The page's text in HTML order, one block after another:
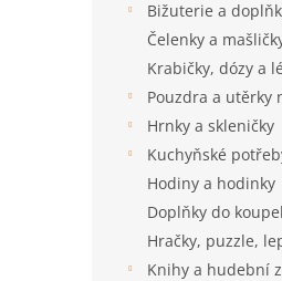
Bižuterie a
Čelenky a
Krabičky, dózy a
Pouzdra a utěrky
Hrnky a skleničky
Kuchyňské
Hodiny a hodinky
Doplňky do
Hračky, puzzle,
Knihy a hudební